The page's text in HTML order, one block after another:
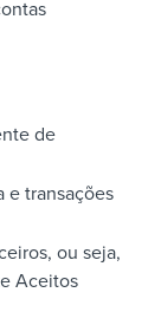
de
e transações
ou seja,
Aceitos